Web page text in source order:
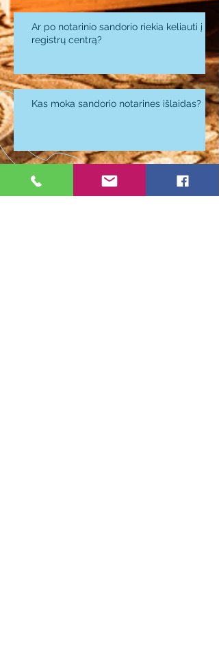
Ar po notarinio sandorio riekia keliauti į
registrų centrą?
Kas moka sandorio notarines išlaidas?
Kiek kainuoja notaro išlaidos?